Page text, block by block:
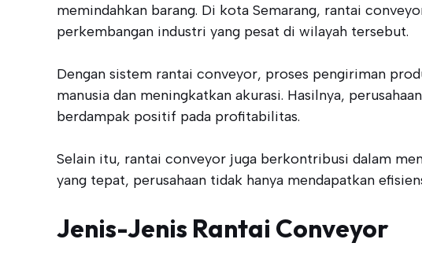
memindahkan barang. Di kota Semarang, rantai
perkembangan industri yang pesat di wilayah tersebut.
Dengan sistem rantai conveyor, proses pengiriman
manusia dan meningkatkan akurasi. Hasilnya,
berdampak positif pada profitabilitas.
Selain itu, rantai conveyor juga berkontribusi dalam
yang tepat, perusahaan tidak hanya mendapatkan
Jenis-Jenis Rantai Conveyor